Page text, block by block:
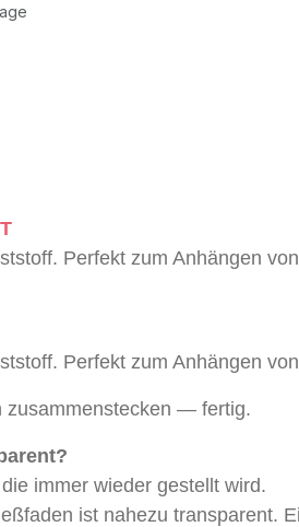
Perfekt zum Anhängen
Perfekt zum Anhängen
zusammenstecken — fertig.
immer wieder gestellt wird.
ist nahezu transparent.